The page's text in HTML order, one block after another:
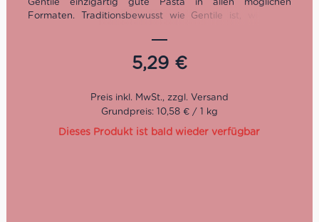
Formaten. Traditionsbewusst wie Gentile ist, wird hier
bis vier Tage getrocknet. Die Qualität der Pasta di
Gragnano eilt ihrem Ruf mit IGP-Appellation voraus.
Cirillo Methode
Bronze gepresst
5,29 €
Grundpreis: 10,58 € / 1 kg
Dieses Produkt ist bald wieder verfügbar